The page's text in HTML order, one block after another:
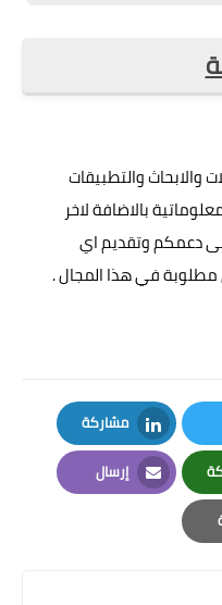
ذكاء اصطناعي
والابحاث والتطبيقات
بالاضافة لاخر
دعمكم وتقديم اي
في هذا المجال .
مشاركة
LinkedIn
إرسال
Email